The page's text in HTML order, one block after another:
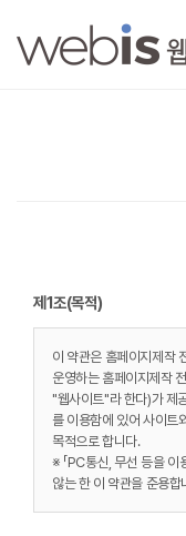
제1조(목적)
이 약관은 홈페이지제작
운영하는 홈페이지제작
"웹사이트"라 한다)가 제
를 이용함에 있어 사이트
목적으로 합니다.
※ 「PC통신, 무선 등을
않는 한 이 약관을 준용합